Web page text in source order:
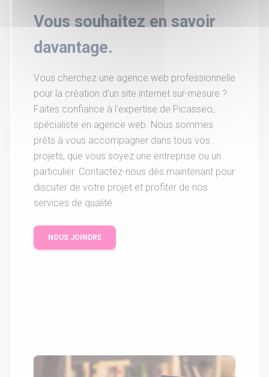
Vous souhaitez en savoir
davantage.
Vous cherchez une agence web professionnelle
pour la création d'un site internet sur-mesure ?
Faites confiance à l'expertise de Picasseo,
spécialiste en agence web. Nous sommes
prêts à vous accompagner dans tous vos
projets, que vous soyez une entreprise ou un
particulier. Contactez-nous dès maintenant pour
discuter de votre projet et profiter de nos
services de qualité.
NOUS JOINDRE